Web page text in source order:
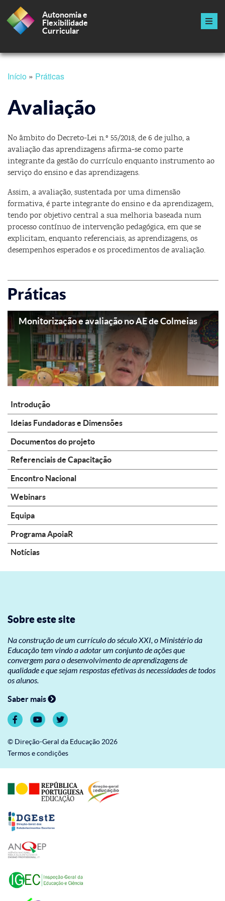
Passar
para
conteúdo
principal
Autonomia e
Flexibilidade
Curricular
Navegação
principal
estrutural
Início Práticas
Avaliação
No âmbito do Decreto-Lei n.º 55/2018, de 6 de julho, a
avaliação das aprendizagens afirma-se como parte
integrante da gestão do currículo enquanto instrumento ao
serviço do ensino e das aprendizagens.
Assim, a avaliação, sustentada por uma dimensão
formativa, é parte integrante do ensino e da aprendizagem,
tendo por objetivo central a sua melhoria baseada num
processo contínuo de intervenção pedagógica, em que se
explicitam, enquanto referenciais, as aprendizagens, os
desempenhos esperados e os procedimentos de avaliação.
Práticas
Monitorização e avaliação no AE de Colmeias
Introdução
Ideias Fundadoras e Dimensões
Documentos do projeto
Referenciais de Capacitação
Encontro Nacional
Webinars
Equipa
Programa ApoiaR
Notícias
Sobre este site
Na construção de um currículo do século XXI, o Ministério da
Educação tem vindo a adotar um conjunto de ações que
convergem para o desenvolvimento de aprendizagens de
qualidade e que sejam respostas efetivas às necessidades de todos
os alunos.
Saber mais
© Direção-Geral da Educação 2026
Termos e condições